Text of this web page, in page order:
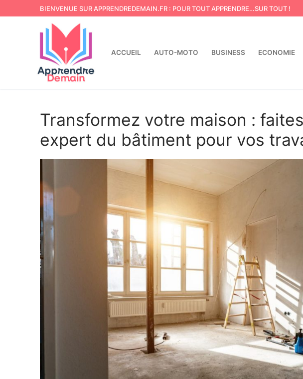
au
BIENVENUE SUR APPRENDREDEMAIN.FR : POUR TOUT APPRENDRE…SUR TOUT !
ACCUEIL AUTO-MOTO BUSINESS ECONOMIE
Transformez votre maison :
expert du bâtiment pour vos